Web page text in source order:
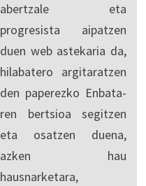
abertzale eta
progresista aipatzen
duen web astekaria da,
hilabatero argitaratzen
den paperezko Enbata-
ren bertsioa segitzen
eta osatzen duena,
azken hau
hausnarketara,